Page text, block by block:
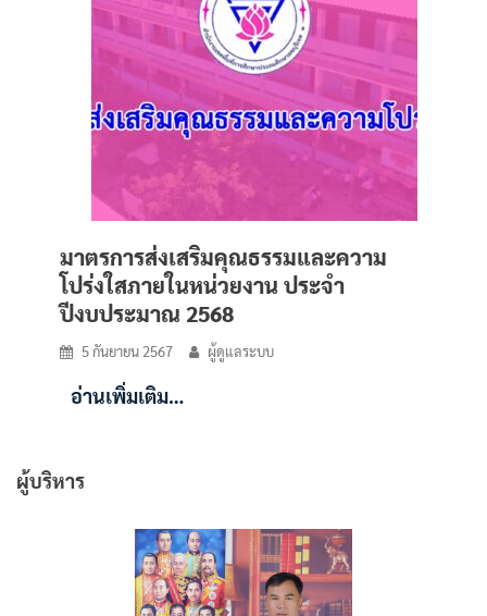
มาตรการส่งเสริมคุณธรรมและความ
โปร่งใสภายในหน่วยงาน ประจำ
ปีงบประมาณ 2568
5 กันยายน 2567 ผู้ดูแลระบบ
อ่านเพิ่มเติม…
ผู้บริหาร